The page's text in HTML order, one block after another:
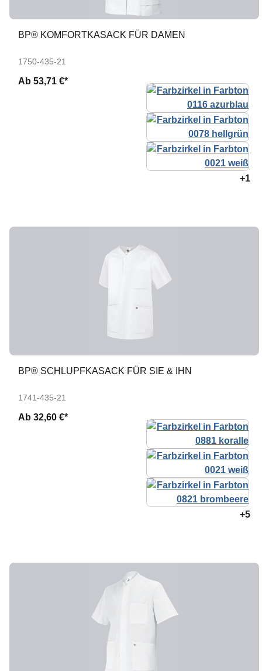
BP® KOMFORTKASACK FÜR DAMEN
1750-435-21
Ab 53,71 €*
+1
BP® SCHLUPFKASACK FÜR SIE & IHN
1741-435-21
Ab 32,60 €*
+5